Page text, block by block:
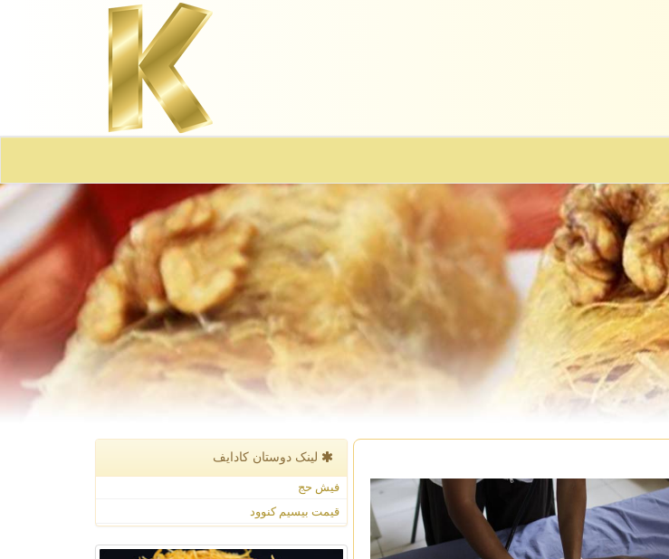
لینک دوستان كادایف
فیش حج
قیمت بیسیم کنوود